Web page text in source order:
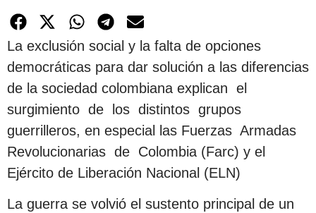
La exclusión social y la falta de opciones
democráticas para dar solución a las diferencias
de la sociedad colombiana explican el
surgimiento de los distintos grupos
guerrilleros, en especial las Fuerzas Armadas
Revolucionarias de Colombia (Farc) y el
Ejército de Liberación Nacional (ELN)
La guerra se volvió el sustento principal de un